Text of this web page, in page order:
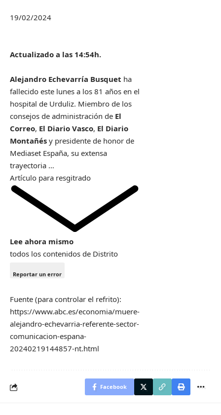
19/02/2024
Actualizado a las 14:54h.
Alejandro Echevarría Busquet ha
fallecido este lunes a los 81 años en el
hospital de Urduliz. Miembro de los
consejos de administración de El
Correo, El Diario Vasco, El Diario
Montañés y presidente de honor de
Mediaset España, su extensa
trayectoria …
Artículo para resgitrado
Lee ahora mismo
todos los contenidos de Distrito
Reportar un error
Fuente (para controlar el refrito):
https://www.abc.es/economia/muere-
alejandro-echevarria-referente-sector-
comunicacion-espana-
20240219144857-nt.html
Facebook